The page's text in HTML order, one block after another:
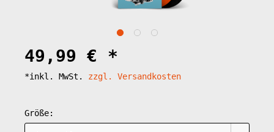
49,99 € *
*inkl. MwSt. zzgl. Versandkosten
Größe: